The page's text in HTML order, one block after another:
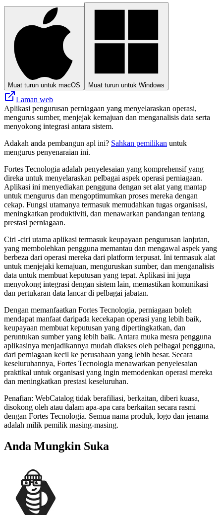
Muat turun untuk macOS Muat turun untuk Windows
Laman web
Aplikasi pengurusan perniagaan yang menyelaraskan operasi,
mengurus sumber, menjejak kemajuan dan menganalisis data serta
menyokong integrasi antara sistem.
Adakah anda pembangun apl ini? Sahkan pemilikan untuk
mengurus penyenaraian ini.
Fortes Tecnologia adalah penyelesaian yang komprehensif yang
direka untuk menyelaraskan pelbagai aspek operasi perniagaan.
Aplikasi ini menyediakan pengguna dengan set alat yang mantap
untuk mengurus dan mengoptimumkan proses mereka dengan
cekap. Fungsi utamanya termasuk memudahkan tugas organisasi,
meningkatkan produktiviti, dan menawarkan pandangan tentang
prestasi perniagaan.
Ciri -ciri utama aplikasi termasuk keupayaan pengurusan lanjutan,
yang membolehkan pengguna memantau dan mengawal aspek yang
berbeza dari operasi mereka dari platform terpusat. Ini termasuk alat
untuk menjejaki kemajuan, menguruskan sumber, dan menganalisis
data untuk membuat keputusan yang tepat. Aplikasi ini juga
menyokong integrasi dengan sistem lain, memastikan komunikasi
dan pertukaran data lancar di pelbagai jabatan.
Dengan memanfaatkan Fortes Tecnologia, perniagaan boleh
mendapat manfaat daripada kecekapan operasi yang lebih baik,
keupayaan membuat keputusan yang dipertingkatkan, dan
peruntukan sumber yang lebih baik. Antara muka mesra pengguna
aplikasinya menjadikannya mudah diakses oleh pelbagai pengguna,
dari perniagaan kecil ke perusahaan yang lebih besar. Secara
keseluruhannya, Fortes Tecnologia menawarkan penyelesaian
praktikal untuk organisasi yang ingin memodenkan operasi mereka
dan meningkatkan prestasi keseluruhan.
Penafian: WebCatalog tidak berafiliasi, berkaitan, diberi kuasa,
disokong oleh atau dalam apa-apa cara berkaitan secara rasmi
dengan Fortes Tecnologia. Semua nama produk, logo dan jenama
adalah milik pemilik masing-masing.
Anda Mungkin Suka